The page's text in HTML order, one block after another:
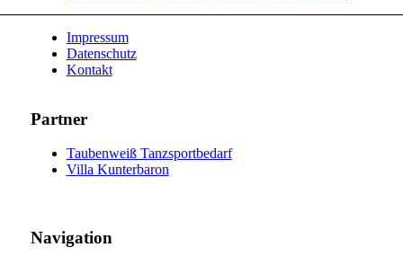
Impressum
Datenschutz
Kontakt
Partner
Taubenweiß Tanzsportbedarf
Villa Kunterbaron
Navigation